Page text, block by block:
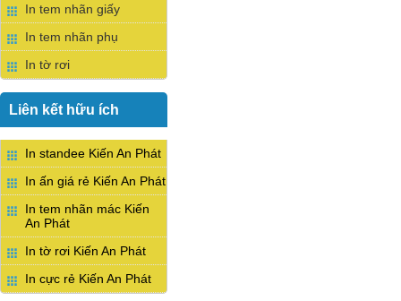
In tem nhãn giấy
In tem nhãn phụ
In tờ rơi
Liên kết hữu ích
In standee Kiến An Phát
In ấn giá rẻ Kiến An Phát
In tem nhãn mác Kiến
An Phát
In tờ rơi Kiến An Phát
In cực rẻ Kiến An Phát